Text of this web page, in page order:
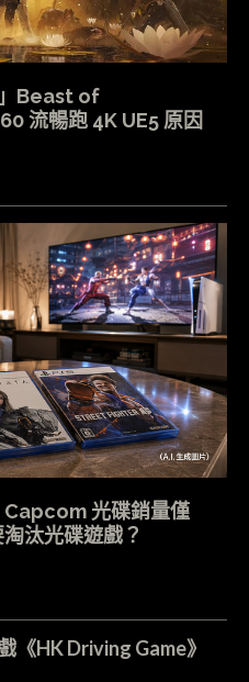
」Beast of
流暢跑 4K UE5 原因
Capcom 光碟銷量僅
汰光碟遊戲？
《HK Driving Game》